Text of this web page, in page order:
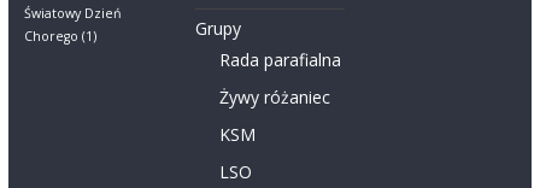
Światowy Dzień
Chorego (1)
Grupy
Rada parafialna
Żywy różaniec
KSM
LSO